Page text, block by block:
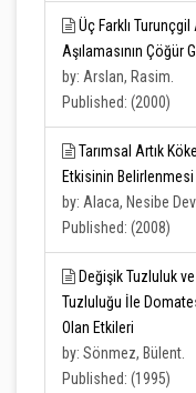
Üç Farklı
Aşılamasının Çöğür
by: Arslan, Rasim.
Published: (2000)
Tarımsal Artık
Etkisinin Belirlenmesi
by: Alaca, Nesibe
Published: (2008)
Değişik Tuzluluk
Tuzluluğu İle
Olan Etkileri
by: Sönmez, Bülent.
Published: (1995)